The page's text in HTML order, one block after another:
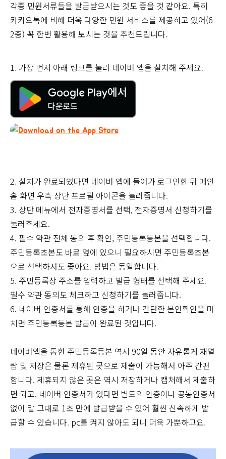
각종 민원서류들을 발급받으시는 것도 좋을 것 같아요. 특히
카카오톡에 비해 더욱 다양한 민원 서비스를 제공하고 있어(6
2종) 꼭 한번 활용해 보시는 것을 추천드립니다.
1. 가장 먼저 아래 링크를 눌러 네이버 앱을 설치해 주세요.
2. 설치가 완료되었다면 네이버 앱에 들어가 로그인한 뒤 메인
홈 화면 우측 상단 프로필 아이콘을 눌러줍니다.
3. 상단 메뉴에서 전자증명서를 선택, 전자증명서 신청하기를
눌러주세요.
4. 필수 약관 전체 동의 후 확인, 주민등록등본을 선택합니다.
주민등록초본도 바로 옆에 있으니 필요하시면 주민등록초본
으로 선택하셔도 좋아요. 방법은 동일합니다.
5. 주민등록상 주소를 입력하고 발급 형태를 선택해 주세요.
필수 약관 동의도 체크하고 신청하기를 눌러줍니다.
6. 네이버 인증서를 통해 인증을 하거나 간단한 본인확인을 마
치면 주민등록등본 발급이 완료된 것입니다.
네이버앱을 통한 주민등록등본 역시 90일 동안 자유롭게 재열
람 및 저장은 물론 제휴된 곳으로 제출이 가능해서 아주 간편
합니다. 제휴되지 않은 곳은 역시 저장하거나 캡처해서 제출하
면 되고, 네이버 인증서가 있다면 별도의 인증이나 공동인증서
없이 말 그대로 1초 만에 발급받을 수 있어 훨씬 신속하게 발
급할 수 있습니다. pc를 켜지 않아도 되니 더욱 가뿐하고요.